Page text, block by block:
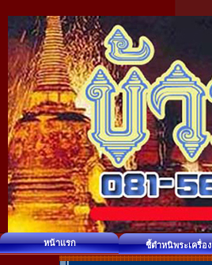
หน้าแรก ชี้ตำหนิพระเครื่อง